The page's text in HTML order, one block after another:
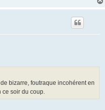
bizarre, foutraque incohérent en
soir du coup.